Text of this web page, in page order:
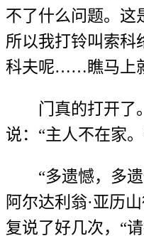
不了什么问题。这
所以我打铃叫索科
科夫呢……瞧马上
门真的打开了
说：“主人不在家
“多遗憾，多
阿尔达利翁·亚历
复说了好几次，“